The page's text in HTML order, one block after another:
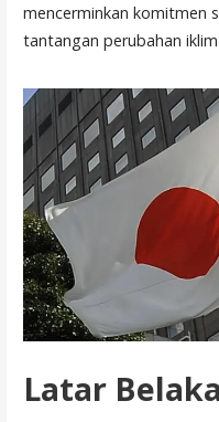
mencerminkan komitmen
tantangan perubahan
Latar